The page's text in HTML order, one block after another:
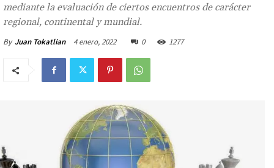
mediante la evaluación de ciertos encuentros de carácter
regional, continental y mundial.
By Juan Tokatlian 4 enero, 2022 0 1277